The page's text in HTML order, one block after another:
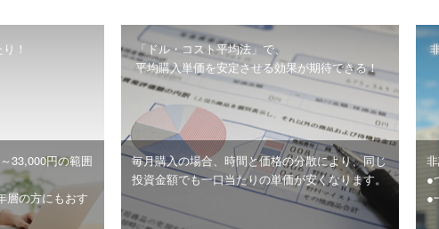
！
33,000円の範囲
層の方にもおす
「ドル・コスト平均法」で、
平均購入単価を安定させる効果が期待できる！
毎月購入の場合、時間と価格の分散により、同じ
投資金額でも一口当たりの単価が安くなります。
●
●